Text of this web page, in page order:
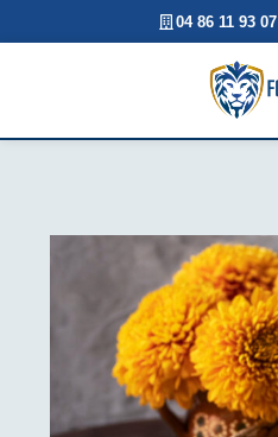
04 86 11 93 07